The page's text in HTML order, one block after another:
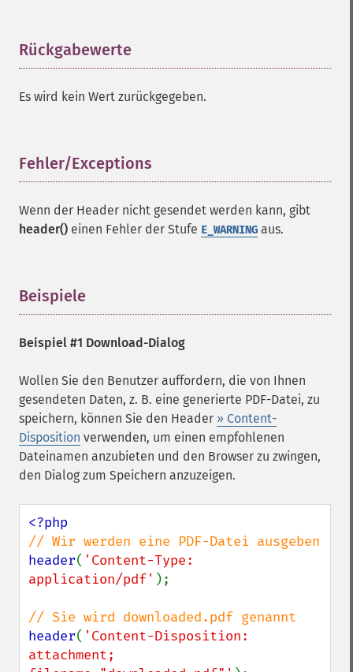
Rückgabewerte
Es wird kein Wert zurückgegeben.
Fehler/Exceptions
Wenn der Header nicht gesendet werden kann, gibt
header() einen Fehler der Stufe E_WARNING aus.
Beispiele
Beispiel #1 Download-Dialog
Wollen Sie den Benutzer auffordern, die von Ihnen
gesendeten Daten, z. B. eine generierte PDF-Datei, zu
speichern, können Sie den Header » Content-
Disposition verwenden, um einen empfohlenen
Dateinamen anzubieten und den Browser zu zwingen,
den Dialog zum Speichern anzuzeigen.
header( 'Content-Type:
application/pdf' );
header( 'Content-Disposition:
attachment;